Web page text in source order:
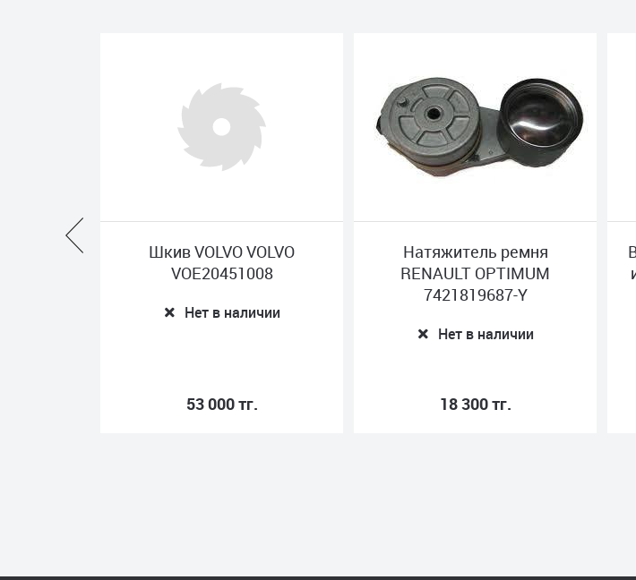
VOLVO
Натяжитель ремня
RENAULT OPTIMUM
18 300 тг.
Вкладыши шатунные (к-кт
из 6 шт) комплект-std DAF
GLYCO 71-4785 STD
Нет в наличии
111 000 тг.